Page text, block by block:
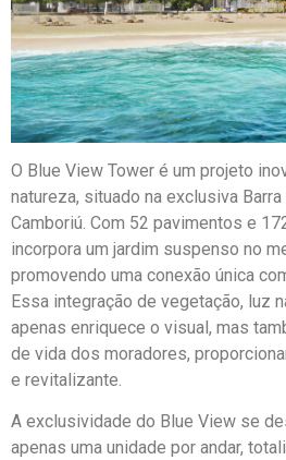
O Blue View Tower é um projeto
natureza, situado na exclusiva
Camboriú. Com 52 pavimentos e
incorpora um jardim suspenso no
promovendo uma conexão única
Essa integração de vegetação, luz
apenas enriquece o visual, mas
de vida dos moradores,
e revitalizante.
A exclusividade do Blue View se
apenas uma unidade por andar,